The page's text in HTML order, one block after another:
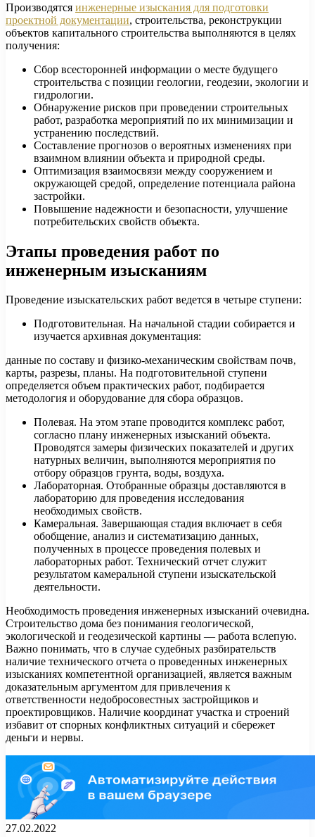
Производятся инженерные изыскания для подготовки
проектной документации, строительства, реконструкции
объектов капитального строительства выполняются в целях
получения:
Сбор всесторонней информации о месте будущего
строительства с позиции геологии, геодезии, экологии и
гидрологии.
Обнаружение рисков при проведении строительных
работ, разработка мероприятий по их минимизации и
устранению последствий.
Составление прогнозов о вероятных изменениях при
взаимном влиянии объекта и природной среды.
Оптимизация взаимосвязи между сооружением и
окружающей средой, определение потенциала района
застройки.
Повышение надежности и безопасности, улучшение
потребительских свойств объекта.
Этапы проведения работ по
инженерным изысканиям
Проведение изыскательских работ ведется в четыре ступени:
Подготовительная. На начальной стадии собирается и
изучается архивная документация:
данные по составу и физико-механическим свойствам почв,
карты, разрезы, планы. На подготовительной ступени
определяется объем практических работ, подбирается
методология и оборудование для сбора образцов.
Полевая. На этом этапе проводится комплекс работ,
согласно плану инженерных изысканий объекта.
Проводятся замеры физических показателей и других
натурных величин, выполняются мероприятия по
отбору образцов грунта, воды, воздуха.
Лабораторная. Отобранные образцы доставляются в
лабораторию для проведения исследования
необходимых свойств.
Камеральная. Завершающая стадия включает в себя
обобщение, анализ и систематизацию данных,
полученных в процессе проведения полевых и
лабораторных работ. Технический отчет служит
результатом камеральной ступени изыскательской
деятельности.
Необходимость проведения инженерных изысканий очевидна.
Строительство дома без понимания геологической,
экологической и геодезической картины — работа вслепую.
Важно понимать, что в случае судебных разбирательств
наличие технического отчета о проведенных инженерных
изысканиях компетентной организацией, является важным
доказательным аргументом для привлечения к
ответственности недобросовестных застройщиков и
проектировщиков. Наличие координат участка и строений
избавит от спорных конфликтных ситуаций и сбережет
деньги и нервы.
27.02.2022